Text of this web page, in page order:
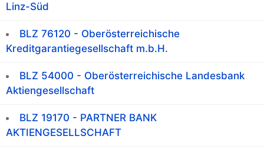
Linz-Süd
BLZ 76120 - Oberösterreichische
Kreditgarantiegesellschaft m.b.H.
BLZ 54000 - Oberösterreichische Landesbank
Aktiengesellschaft
BLZ 19170 - PARTNER BANK
AKTIENGESELLSCHAFT